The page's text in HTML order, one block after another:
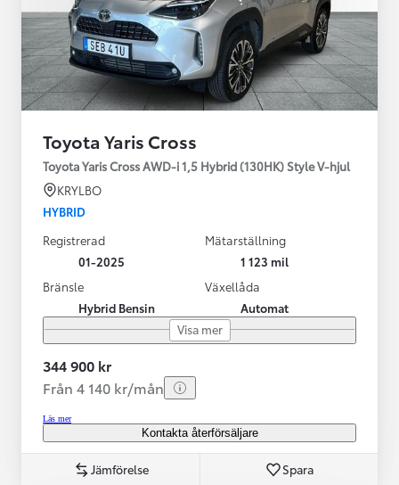
Toyota Yaris Cross
Toyota Yaris Cross AWD-i 1,5 Hybrid (130HK) Style V-hjul
KRYLBO
HYBRID
Registrerad
01-2025
Mätarställning
1 123 mil
Bränsle
Hybrid Bensin
Växellåda
Automat
Visa mer
344 900 kr
Från 4 140 kr/mån
Läs mer
Kontakta återförsäljare
Jämförelse Spara